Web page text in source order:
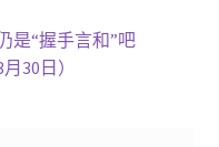
是“握手言和”吧
30日）